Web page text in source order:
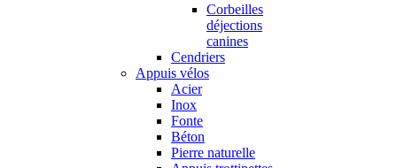
Corbeilles
déjections
canines
Cendriers
Appuis vélos
Acier
Inox
Fonte
Béton
Pierre naturelle